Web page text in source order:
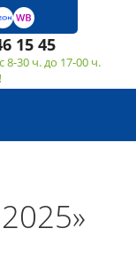
15 45
30 ч. до 17-00 ч.